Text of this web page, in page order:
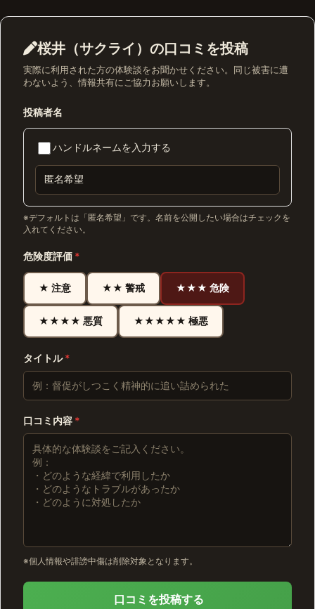
桜井（サクライ）の口コミを投稿
実際に利用された方の体験談をお聞かせください。同じ被害に遭
わないよう、情報共有にご協力お願いします。
投稿者名
ハンドルネームを入力する
※デフォルトは「匿名希望」です。名前を公開したい場合はチェックを
入れてください。
危険度評価 *
★ 注意 ★★ 警戒 ★★★ 危険
★★★★ 悪質 ★★★★★ 極悪
タイトル*
口コミ内容 *
※個人情報や誹謗中傷は削除対象となります。
口コミを投稿する